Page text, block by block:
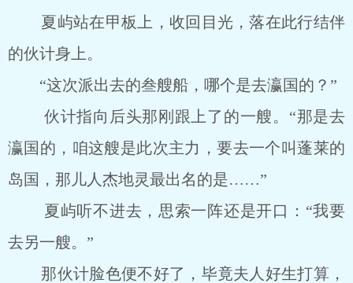
夏屿站在甲板上，收回目光，落在此行结伴
的伙计身上。
“这次派出去的叁艘船，哪个是去瀛国的？”
伙计指向后头那刚跟上了的一艘。“那是去
瀛国的，咱这艘是此次主力，要去一个叫蓬莱的
岛国，那儿人杰地灵最出名的是……”
夏屿听不进去，思索一阵还是开口：“我要
去另一艘。”
那伙计脸色便不好了，毕竟夫人好生打算，